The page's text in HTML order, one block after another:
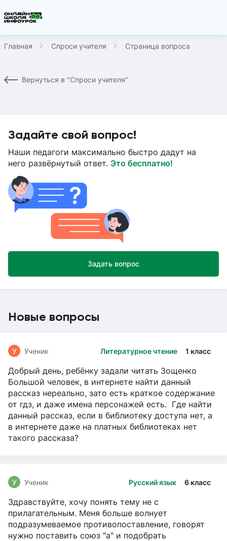
Главная Спроси учителя Страница вопроса
Вернуться в "Спроси учителя"
Задайте свой вопрос!
Наши педагоги максимально быстро дадут на
него развёрнутый ответ. Это бесплатно!
Задать вопрос
Новые вопросы
Литературное чтение 1 класс
У Ученик
Добрый день, ребёнку задали читать Зощенко
Большой человек, в интернете найти данный
рассказ нереально, зато есть краткое содержание
от гдз, и даже имена персонажей есть. Где найти
данный рассказ, если в библиотеку доступа нет, а
в интернете даже на платных библиотеках нет
такого рассказа?
Русский язык 6 класс
У Ученик
Здравствуйте, хочу понять тему не с
прилагательным. Меня больше волнует
подразумеваемое противопоставление, говорят
нужно поставить союз "а" и подобрать